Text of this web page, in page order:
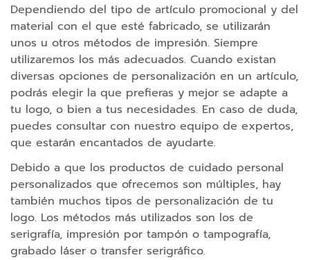
r
s
o
n
a
l
i
z
a
d
o
s
P
u
Dependiendo del tipo de artículo promocional y del
material con el que esté fabricado, se utilizarán
unos u otros métodos de impresión. Siempre
utilizaremos los más adecuados. Cuando existan
diversas opciones de personalización en un artículo,
podrás elegir la que prefieras y mejor se adapte a
tu logo, o bien a tus necesidades. En caso de duda,
puedes consultar con nuestro equipo de expertos,
que estarán encantados de ayudarte.
Debido a que los productos de cuidado personal
personalizados que ofrecemos son múltiples, hay
también muchos tipos de personalización de tu
logo. Los métodos más utilizados son los de
serigrafía, impresión por tampón o tampografía,
grabado láser o transfer serigráfico.